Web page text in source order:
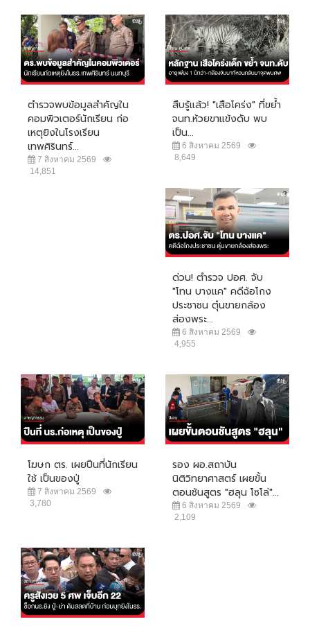
ตำรวจพบข้อมูลสำคัญใน
คอมพิวเตอร์นักเรียน ก่อ
เหตุยิงในโรงเรียน
เทพศิรินทร์...
7 สิงหาคม 2569
14,851
สืบรู้แล้ว! "เสือโคร่ง" ที่ขย้ำ
จนท.ห้วยขาแข้งดับ พบ
เป็น...
6 สิงหาคม 2569
8,649
ด่วน! ตำรวจ ปอศ. จับ
"โทน บางแค" คดีฉ้อโกง
ประชาชน ตุ๋นขายกล้อง
ส่องพระ...
6 สิงหาคม 2569
4,955
โฆษก ตร. เผยปืนที่นักเรียน
ใช้ เป็นของปู่
7 สิงหาคม 2569
3,780
รอง ผอ.สถาบัน
นิติวิทยาศาสตร์ เผยขั้น
ตอนชันสูตร "ฮลุน โซโล่"...
6 สิงหาคม 2569
2,109